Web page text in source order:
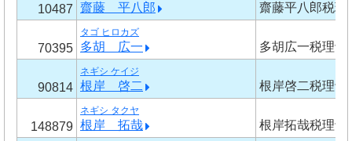
10487 齋藤 平八郎 齋藤平八郎税理
70395
タゴ ヒロカズ
多胡 広一 多胡広一税理士
90814
ネギシ ケイジ
根岸 啓二 根岸啓二税理士
148879
ネギシ タクヤ
根岸 拓哉 根岸拓哉税理士